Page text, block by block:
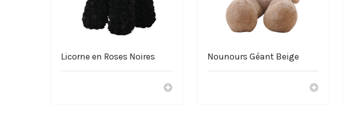
Licorne en Roses Noires Nounours Géant Beige